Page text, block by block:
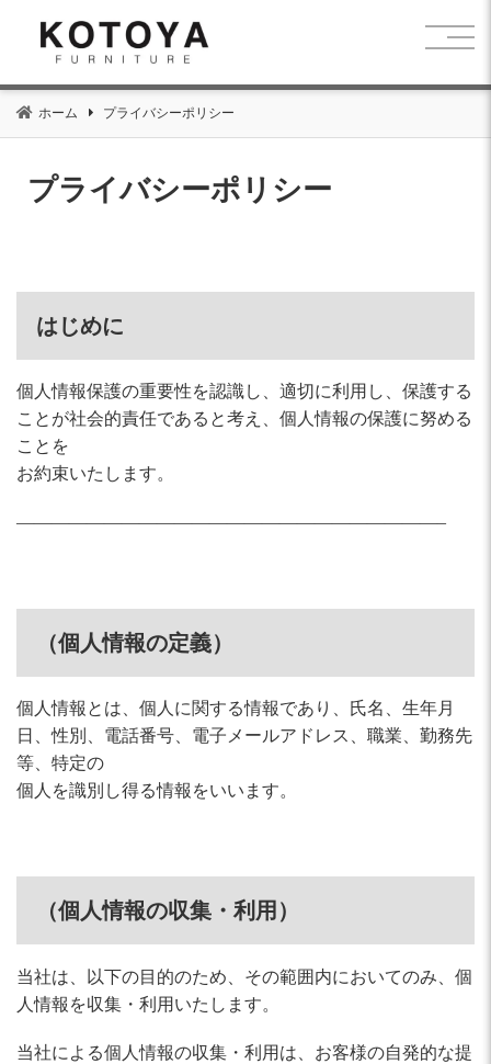
ン
ホーム プライバシーポリシー
プライバシーポリシー
はじめに
個人情報保護の重要性を認識し、適切に利用し、保護する
ことが社会的責任であると考え、個人情報の保護に努める
ことを
お約束いたします。
————————————————————————–
（個人情報の定義）
個人情報とは、個人に関する情報であり、氏名、生年月
日、性別、電話番号、電子メールアドレス、職業、勤務先
等、特定の
個人を識別し得る情報をいいます。
（個人情報の収集・利用）
当社は、以下の目的のため、その範囲内においてのみ、個
人情報を収集・利用いたします。
当社による個人情報の収集・利用は、お客様の自発的な提